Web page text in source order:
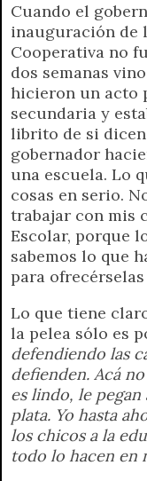
Cuando el
inauguración de
Cooperativa no
dos semanas
hicieron un acto
secundaria y
librito de si
gobernador
una escuela. Lo
cosas en serio.
trabajar con mis
Escolar, porque
sabemos lo que
para
Lo que tiene
la pelea sólo es
defendiendo las
defienden. Acá
es lindo, le
plata. Yo hasta
los chicos a la
todo lo hacen en